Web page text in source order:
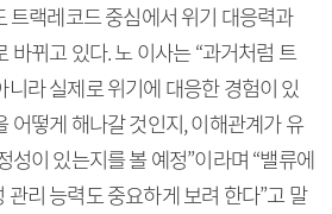
트랙레코드 중심에서 위기 대응력과
바뀌고 있다. 노 이사는 “과거처럼 트
라 실제로 위기에 대응한 경험이 있
어떻게 해나갈 것인지, 이해관계가 유
성이 있는지를 볼 예정”이라며 “밸류에
리 능력도 중요하게 보려 한다”고 말